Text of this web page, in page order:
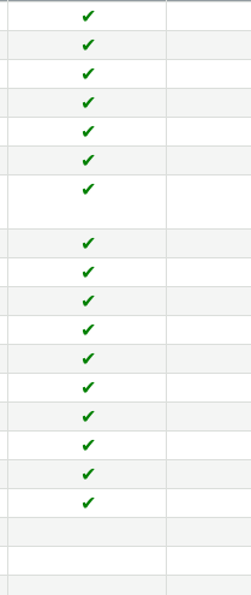
✔
✔
✔
✔
✔
✔
✔
✔
✔
✔
✔
✔
✔
✔
✔
✔
✔